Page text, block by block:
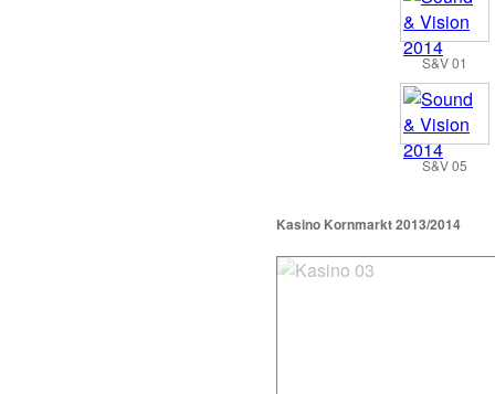
S&V 01
S&V 05
Kasino Kornmarkt 2013/2014